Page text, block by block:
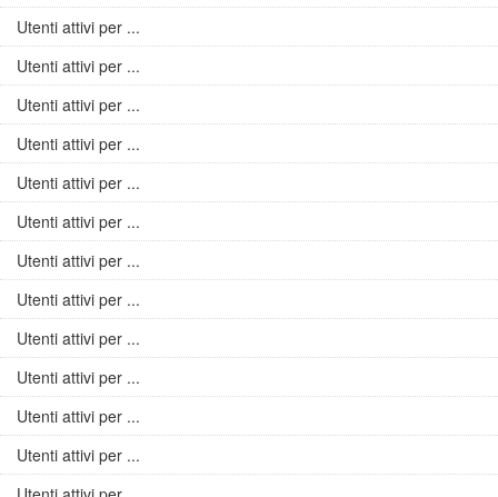
Utenti attivi per ...
Utenti attivi per ...
Utenti attivi per ...
Utenti attivi per ...
Utenti attivi per ...
Utenti attivi per ...
Utenti attivi per ...
Utenti attivi per ...
Utenti attivi per ...
Utenti attivi per ...
Utenti attivi per ...
Utenti attivi per ...